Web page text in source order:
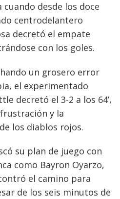
desde los doce
centrodelantero
decretó el empate
con los goles.
un grosero error
el experimentado
decretó el 3-2 a los 64’,
y la
los diablos rojos.
su plan de juego con
como Bayron Oyarzo,
el camino para
de los seis minutos de